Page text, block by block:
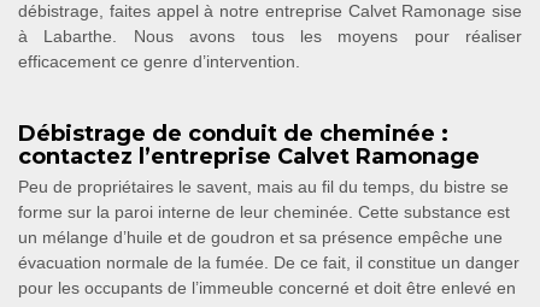
débistrage, faites appel à notre entreprise Calvet Ramonage sise
à Labarthe. Nous avons tous les moyens pour réaliser
efficacement ce genre d’intervention.
Débistrage de conduit de cheminée :
contactez l’entreprise Calvet Ramonage
Peu de propriétaires le savent, mais au fil du temps, du bistre se
forme sur la paroi interne de leur cheminée. Cette substance est
un mélange d’huile et de goudron et sa présence empêche une
évacuation normale de la fumée. De ce fait, il constitue un danger
pour les occupants de l’immeuble concerné et doit être enlevé en